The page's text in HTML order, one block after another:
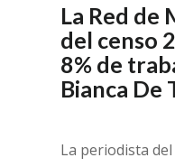
La Red de
del censo
8% de
Bianca De
La periodista